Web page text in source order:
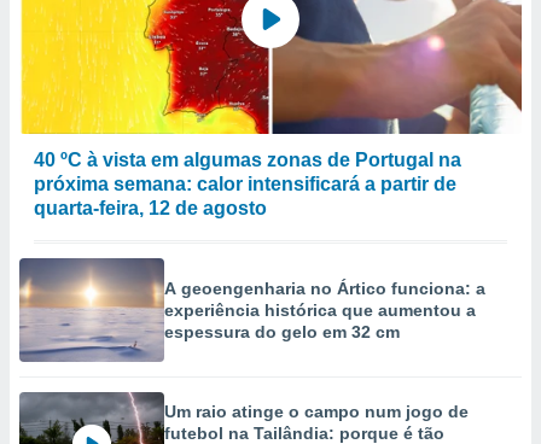
40 ºC à vista em algumas zonas de Portugal na
próxima semana: calor intensificará a partir de
quarta-feira, 12 de agosto
A geoengenharia no Ártico funciona: a
experiência histórica que aumentou a
espessura do gelo em 32 cm
Um raio atinge o campo num jogo de
futebol na Tailândia: porque é tão